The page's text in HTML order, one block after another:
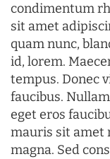
condimentum
sit amet
quam nunc,
id, lorem.
tempus. Donec
faucibus.
eget eros
mauris sit amet
magna. Sed